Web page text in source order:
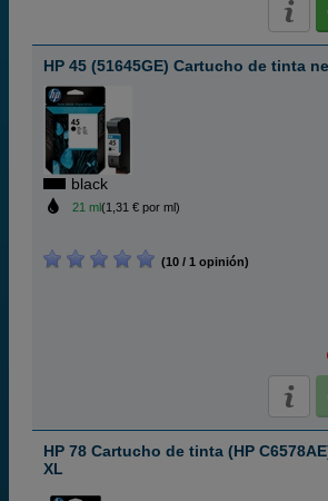
HP 45 (51645GE) Cartucho de tinta
black
21 ml(1,31 € por ml)
(10 / 1 opinión)
HP 78 Cartucho de tinta (HP
XL